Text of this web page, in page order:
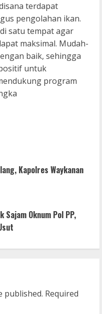
terdapat
pengolahan ikan.
satu tempat agar
maksimal. Mudah-
baik, sehingga
untuk
program
Kapolres Waykanan
Oknum Pol PP,
published. Required